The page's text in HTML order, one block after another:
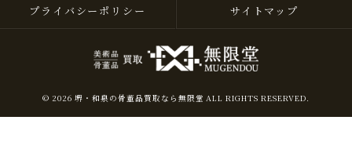
プライバシーポリシー サイトマップ
© 2026 堺・和泉の骨董品買取なら無限堂 ALL RIGHTS RESERVED.